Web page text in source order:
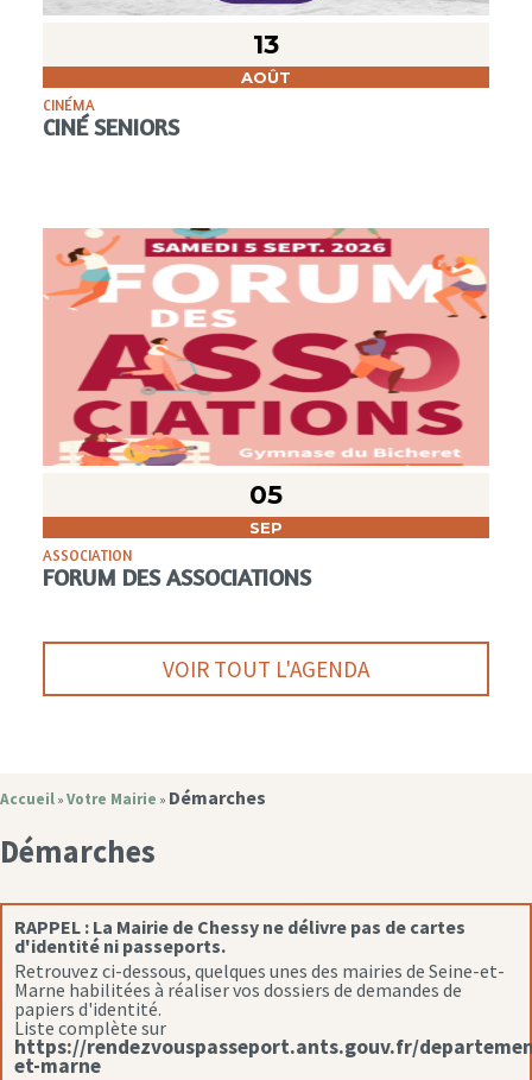
13
AOÛT
CINÉMA
CINÉ SENIORS
05
SEP
ASSOCIATION
FORUM DES ASSOCIATIONS
VOIR TOUT L'AGENDA
Accueil » Votre Mairie » Démarches
Démarches
RAPPEL : La Mairie de Chessy ne délivre pas de cartes
d'identité ni passeports.
Retrouvez ci-dessous, quelques unes des mairies de Seine-et-
Marne habilitées à réaliser vos dossiers de demandes de
papiers d'identité.
Liste complète sur
https://rendezvouspasseport.ants.gouv.fr/
et-marne